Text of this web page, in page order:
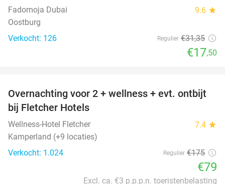
Fadomoja Dubai 9.6 star
Oostburg
Verkocht: 126
Regulier €31,35
€17,50
55%
Overnachting voor 2 + wellness + evt. ontbijt
bij Fletcher Hotels
Wellness-Hotel Fletcher 7.4 star
Kamperland (+9 locaties)
Verkocht: 1.024
Regulier €175
€79
Excl. ca. €3 p.p.p.n. toeristenbelasting